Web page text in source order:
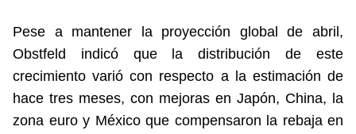
Pese a mantener la proyección global de abril,
Obstfeld indicó que la distribución de este
crecimiento varió con respecto a la estimación de
hace tres meses, con mejoras en Japón, China, la
zona euro y México que compensaron la rebaja en